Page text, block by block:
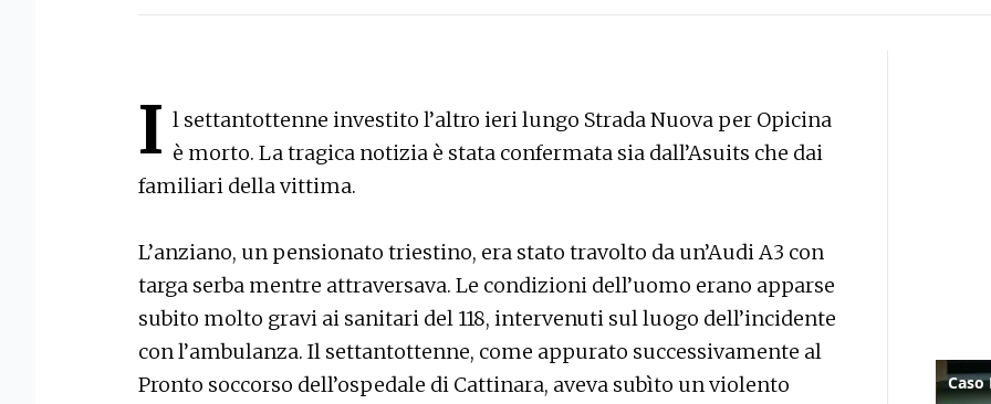
I l settantottenne investito l’altro ieri lungo Strada Nuova per Opicina
è morto. La tragica notizia è stata confermata sia dall’Asuits che dai
familiari della vittima.
L’anziano, un pensionato triestino, era stato travolto da un’Audi A3 con
targa serba mentre attraversava. Le condizioni dell’uomo erano apparse
subito molto gravi ai sanitari del 118, intervenuti sul luogo dell’incidente
con l’ambulanza. Il settantottenne, come appurato successivamente al
Pronto soccorso dell’ospedale di Cattinara, aveva subìto un violento